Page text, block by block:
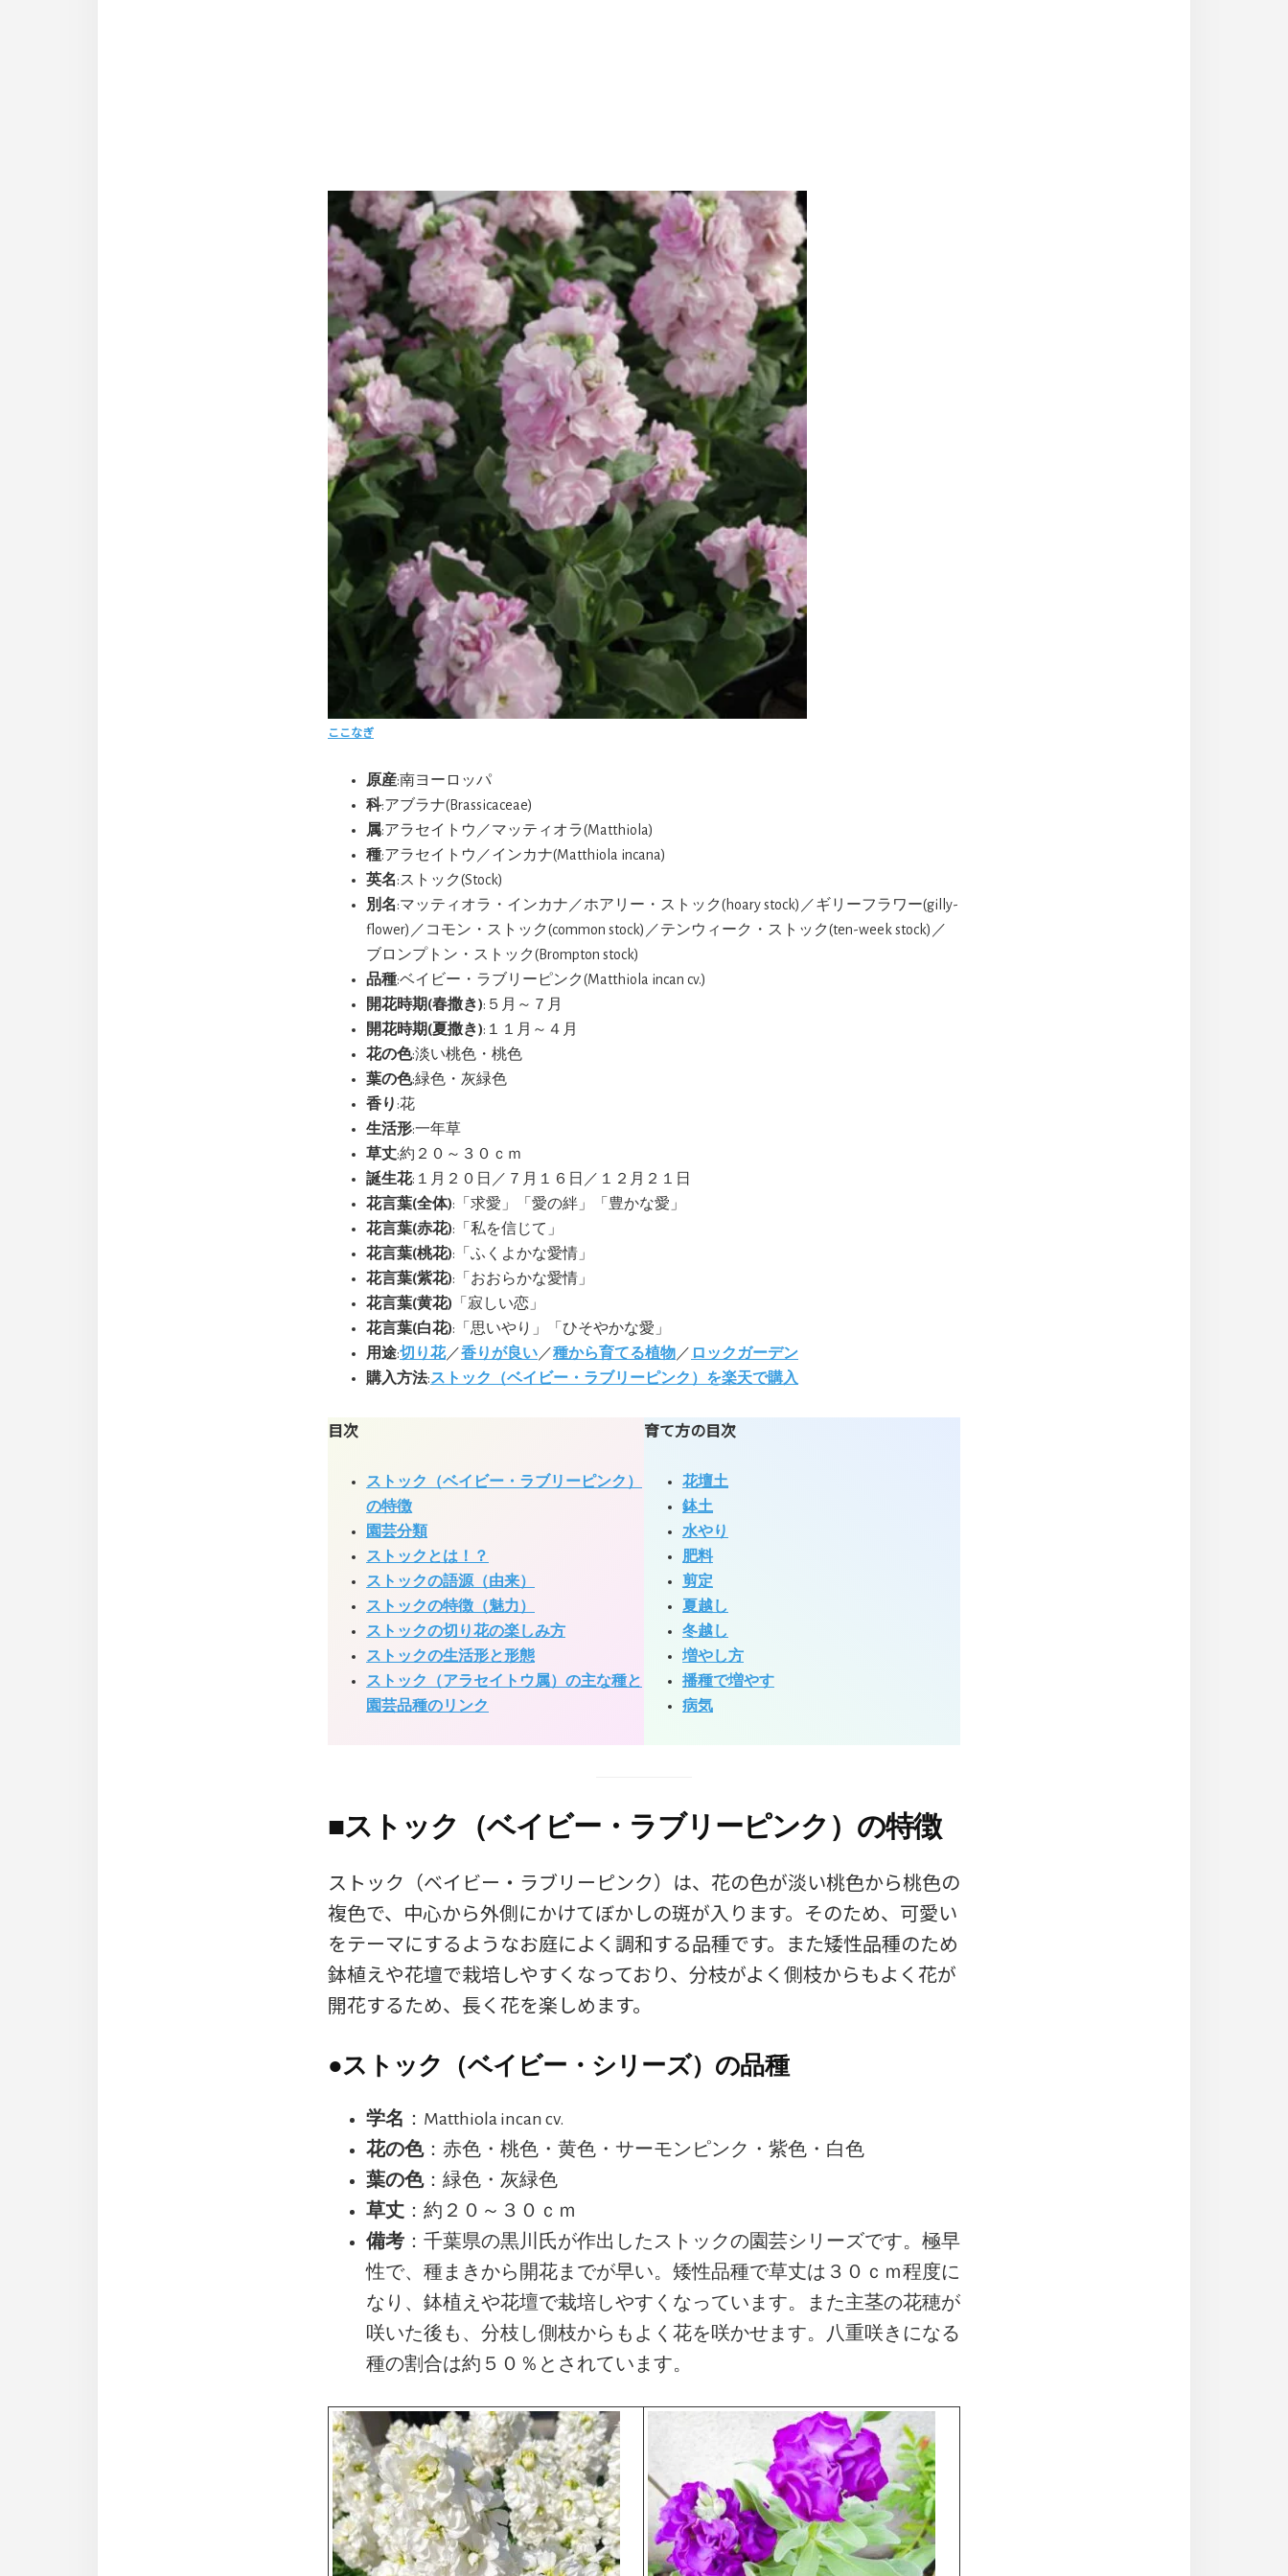
ここなぎ
原産:南ヨーロッパ
科:アブラナ(Brassicaceae)
属:アラセイトウ／マッティオラ(Matthiola)
種:アラセイトウ／インカナ(Matthiola incana)
英名:ストック(Stock)
別名:マッティオラ・インカナ／ホアリー・ストック(hoary stock)／ギリーフラワー(gilly-
flower)／コモン・ストック(common stock)／テンウィーク・ストック(ten-week stock)／
ブロンプトン・ストック(Brompton stock)
品種:ベイビー・ラブリーピンク(Matthiola incan cv.)
開花時期(春撒き):５月～７月
開花時期(夏撒き):１１月～４月
花の色:淡い桃色・桃色
葉の色:緑色・灰緑色
香り :花
生活形:一年草
草丈:約２０～３０ｃｍ
誕生花:１月２０日／７月１６日／１２月２１日
花言葉(全体):「求愛」「愛の絆」「豊かな愛」
花言葉(赤花):「私を信じて」
花言葉(桃花):「ふくよかな愛情」
花言葉(紫花):「おおらかな愛情」
花言葉(黄花) 「寂しい恋」
花言葉(白花):「思いやり」「ひそやかな愛」
用途:切り花／香りが良い ／種から育てる植物 ／ ロックガーデン
購入方法:ストック（ベイビー・ラブリーピンク）を楽天で購入
目次
ストック（ベイビー・ラブリーピンク）
の特徴
園芸分類
ストックとは！？
ストックの語源（由来）
ストックの特徴（魅力）
ストックの切り花の楽しみ方
ストックの生活形と形態
ストック（アラセイトウ属）の主な種と
園芸品種のリンク
育て方の目次
花壇土
鉢土
水やり
肥料
剪定
夏越し
冬越し
増やし方
播種で増やす
病気
■ストック（ベイビー・ラブリーピンク）の特徴
ストック（ベイビー・ラブリーピンク）は、花の色が淡い桃色から桃色の
複色で、中心から外側にかけてぼかしの斑が入ります。そのため、可愛い
をテーマにするようなお庭によく調和する品種です。また矮性品種のため
鉢植えや花壇で栽培しやすくなっており、分枝がよく側枝からもよく花が
開花するため、長く花を楽しめます。
●ストック（ベイビー・シリーズ）の品種
学名 ：Matthiola incan cv.
花の色：赤色・桃色・黄色・サーモンピンク・紫色・白色
葉の色：緑色・灰緑色
草丈 ：約２０～３０ｃｍ
備考 ：千葉県の黒川氏が作出したストックの園芸シリーズです。極早
性で、種まきから開花までが早い。矮性品種で草丈は３０ｃｍ程度に
なり、鉢植えや花壇で栽培しやすくなっています。また主茎の花穂が
咲いた後も、分枝し側枝からもよく花を咲かせます。八重咲きになる
種の割合は約５０％とされています。